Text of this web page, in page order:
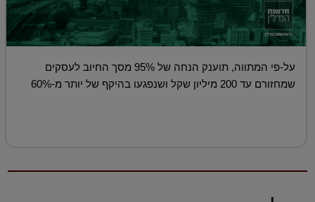
על-פי המתווה, תוענק הנחה של 95% מסך החיוב לעסקים
שמחזורם עד 200 מיליון שקל ושנפגעו בהיקף של יותר מ-60%